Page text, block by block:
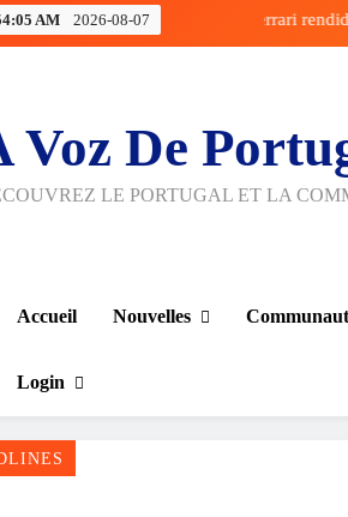
AM 2026-08-07
rendida à estratégia de Verstappen
Voz De
LE PORTUGAL ET LA
Accueil Nouvelles
Login